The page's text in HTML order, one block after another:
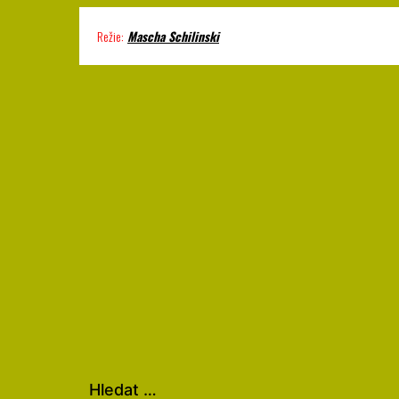
Režie: Mascha Schilinski
Hledat …